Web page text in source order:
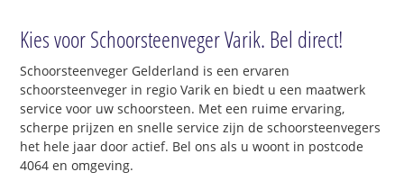
Kies voor Schoorsteenveger Varik. Bel direct!
Schoorsteenveger Gelderland is een ervaren
schoorsteenveger in regio Varik en biedt u een maatwerk
service voor uw schoorsteen. Met een ruime ervaring,
scherpe prijzen en snelle service zijn de schoorsteenvegers
het hele jaar door actief. Bel ons als u woont in postcode
4064 en omgeving.